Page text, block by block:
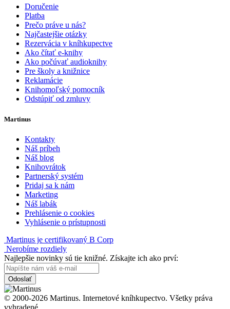
Doručenie
Platba
Prečo práve u nás?
Najčastejšie otázky
Rezervácia v kníhkupectve
Ako čítať e-knihy
Ako počúvať audioknihy
Pre školy a knižnice
Reklamácie
Knihomoľský pomocník
Odstúpiť od zmluvy
Martinus
Kontakty
Náš príbeh
Náš blog
Knihovrátok
Partnerský systém
Pridaj sa k nám
Marketing
Náš labák
Prehlásenie o cookies
Vyhlásenie o prístupnosti
Martinus je certifikovaný B Corp
Nerobíme rozdiely
Najlepšie novinky sú tie knižné. Získajte ich ako prví:
Odoslať
© 2000-2026 Martinus. Internetové kníhkupectvo. Všetky práva
vyhradené.